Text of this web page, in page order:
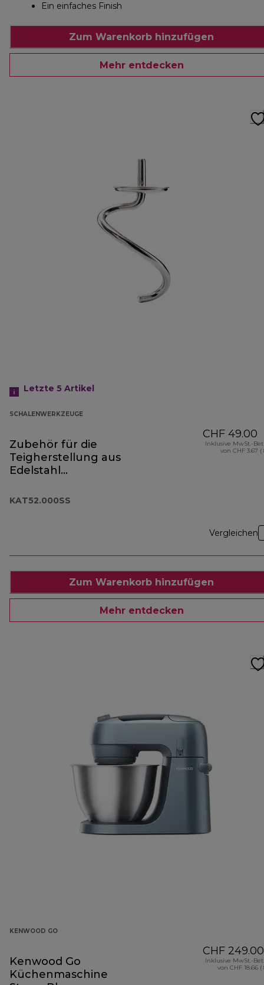
Ein einfaches Finish
Zum Warenkorb hinzufügen
Mehr entdecken
Letzte 5 Artikel
SCHALENWERKZEUGE
Zubehör für die
Teigherstellung aus
Edelstahl
KAT52.000SS
CHF 49.00
Inklusive MwSt.-
von CHF 3.67 (
Vergleichen
Zum Warenkorb hinzufügen
Mehr entdecken
KENWOOD GO
Kenwood Go
Küchenmaschine
CHF 249.00
Inklusive MwSt.-
von CHF 18.66 (